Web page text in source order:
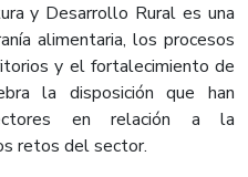
y Desarrollo Rural es una
alimentaria, los procesos
y el fortalecimiento de
la disposición que han
en relación a la
retos del sector.